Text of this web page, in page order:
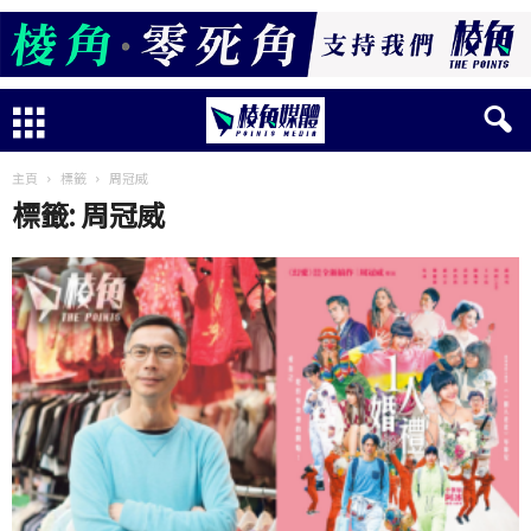
主頁 標籤 周冠威
標籤: 周冠威